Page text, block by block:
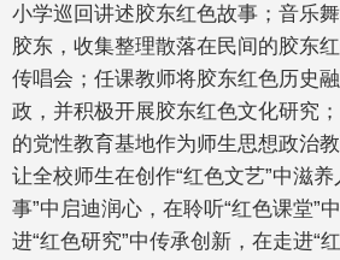
小学巡回讲述胶东红色故事；音乐
胶东，收集整理散落在民间的胶东
传唱会；任课教师将胶东红色历史
政，并积极开展胶东红色文化研究
的党性教育基地作为师生思想政治
让全校师生在创作“红色文艺”中滋
事”中启迪润心，在聆听“红色课堂”
进“红色研究”中传承创新，在走进“